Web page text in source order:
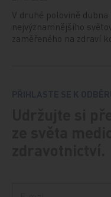
V druhé polovině
nejvýznamnějšího
zaměřeného na zdraví